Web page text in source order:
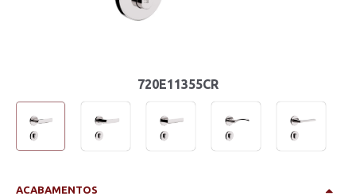
720E11355CR
ACABAMENTOS